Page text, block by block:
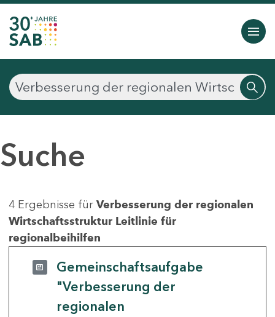
Suche
4 Ergebnisse für Verbesserung der regionalen
Wirtschaftsstruktur Leitlinie für
regionalbeihilfen
Gemeinschaftsaufgabe
"Verbesserung der
regionalen